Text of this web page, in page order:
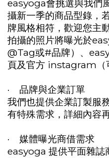
easyoga會挑選與我們
攝新一季的商品型錄，
牌風格相符，歡迎您主
拍攝的照片將曝光於
@Tag或#品牌）、
頁及官方 instagram（
· 品牌與企業訂單
我們也提供企業訂製服
有特殊需求，詳細內容
· 媒體曝光商借需求
easyoga 提供平面雜誌